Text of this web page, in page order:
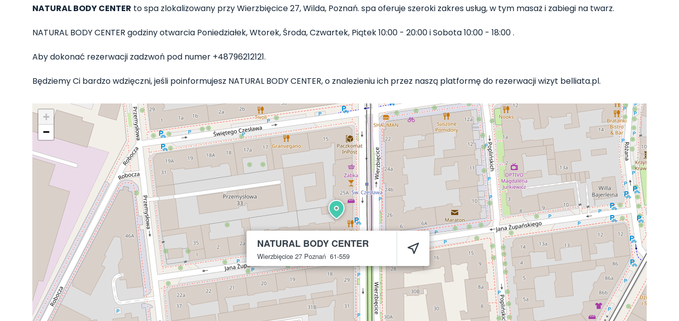
NATURAL BODY CENTER to spa zlokalizowany przy Wierzbięcice 27, Wilda, Poznań. spa oferuje szeroki zakres usług, w tym masaż i zabiegi na twarz.
NATURAL BODY CENTER godziny otwarcia Poniedziałek, Wtorek, Środa, Czwartek, Piątek 10:00 - 20:00 i Sobota 10:00 - 18:00 .
Aby dokonać rezerwacji zadzwoń pod numer +48796212121.
Będziemy Ci bardzo wdzięczni, jeśli poinformujesz NATURAL BODY CENTER, o znalezieniu ich przez naszą platformę do rezerwacji wizyt belliata.pl.
NATURAL BODY CENTER
Wierzbięcice 27 Poznań 61-559
+
−